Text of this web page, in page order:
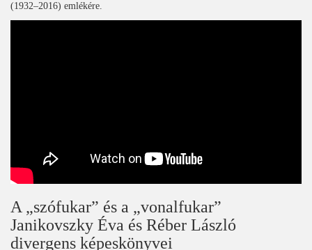
(1932–2016) emlékére.
A „szófukar” és a „vonalfukar”
Janikovszky Éva és Réber László
divergens képeskönyvei